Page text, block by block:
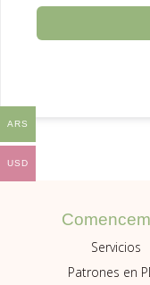
Servicios
Patrones en
ARS
USD